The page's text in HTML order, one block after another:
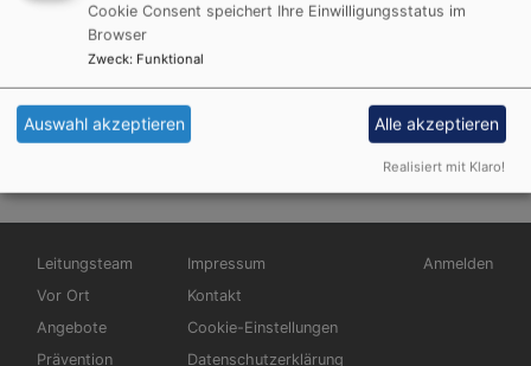
Startseite Glaube & Leben
Glaube & Leben
Hauptnavigation
Leitungsteam
Vor Ort
Angebote
Prävention
Fußbereichsmenü
Impressum
Kontakt
Cookie-Einstellungen
Datenschutzerklärung
Anmelden
Cookie Consent speichert Ihre Einwilligungsstatus im
Browser
Zweck: Funktional
Auswahl akzeptieren Alle akzeptieren
Realisiert mit Klaro!